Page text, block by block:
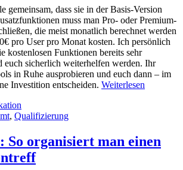
gemeinsam, dass sie in der Basis-Version
muss man Pro- oder Premium-
die meist monatlich berechnet werden
pro User pro Monat kosten. Ich persönlich
kostenlosen Funktionen bereits sehr
euch sicherlich weiterhelfen werden. Ihr
in Ruhe ausprobieren und euch dann – im
Investition entscheiden. Weiterlesen
, Qualifizierung
So organisiert man einen